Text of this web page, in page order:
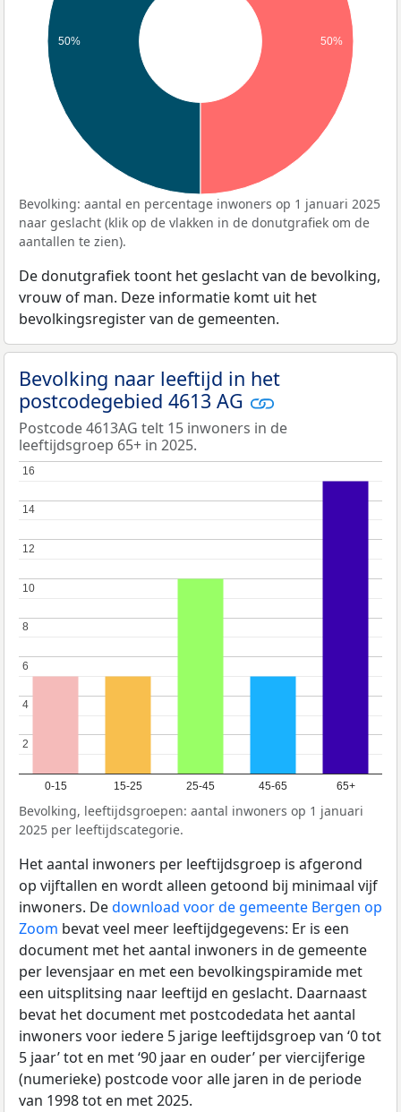
50% 50%
Bevolking: aantal en percentage inwoners op 1 januari 2025
naar geslacht (klik op de vlakken in de donutgrafiek om de
aantallen te zien).
De donutgrafiek toont het geslacht van de bevolking,
vrouw of man. Deze informatie komt uit het
bevolkingsregister van de gemeenten.
Bevolking naar leeftijd in het
postcodegebied 4613 AG
Postcode 4613AG telt 15 inwoners in de
leeftijdsgroep 65+ in 2025.
0-15 15-25 25-45 45-65 65+
2
2
4
4
6
6
8
8
10
10
12
12
14
14
16
16
Bevolking, leeftijdsgroepen: aantal inwoners op 1 januari
2025 per leeftijdscategorie.
Het aantal inwoners per leeftijdsgroep is afgerond
op vijftallen en wordt alleen getoond bij minimaal vijf
inwoners. Dedownload voor de gemeente Bergen op
Zoom bevat veel meer leeftijdgegevens: Er is een
document met het aantal inwoners in de gemeente
per levensjaar en met een bevolkingspiramide met
een uitsplitsing naar leeftijd en geslacht. Daarnaast
bevat het document met postcodedata het aantal
inwoners voor iedere 5 jarige leeftijdsgroep van ‘0 tot
5 jaar’ tot en met ‘90 jaar en ouder’ per viercijferige
(numerieke) postcode voor alle jaren in de periode
van 1998 tot en met 2025.